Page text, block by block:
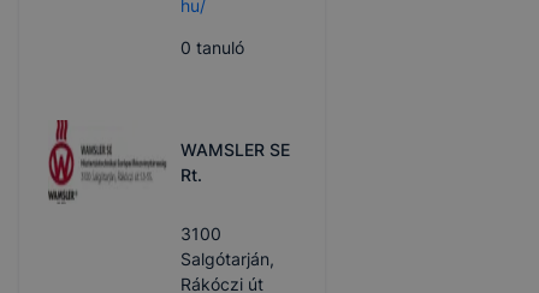
hu/
0 tanuló
WAMSLER SE
Rt.
3100
Salgótarján,
Rákóczi út